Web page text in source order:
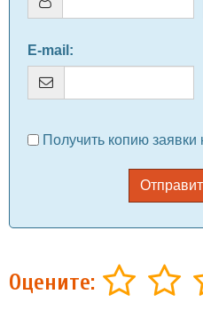
E-mail :
Получить копию заявки
Оцените: